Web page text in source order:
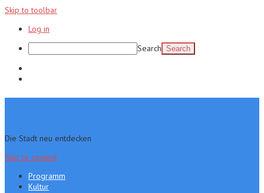
Skip to toolbar
Log in
Search
Die Stadt neu entdecken
Skip to content
Programm
Kultur